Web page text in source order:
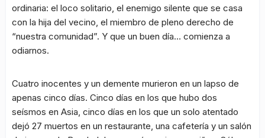
ordinaria: el loco solitario, el enemigo silente que se casa
con la hija del vecino, el miembro de pleno derecho de
“nuestra comunidad”. Y que un buen día… comienza a
odiarnos.
Cuatro inocentes y un demente murieron en un lapso de
apenas cinco días. Cinco días en los que hubo dos
seísmos en Asia, cinco días en los que un solo atentado
dejó 27 muertos en un restaurante, una cafetería y un salón